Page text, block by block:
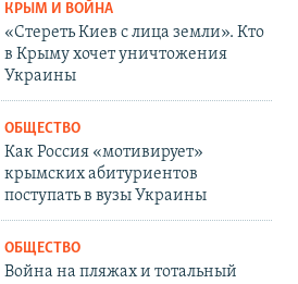
КРЫМ И ВОЙНА
«Стереть Киев с лица земли». Кто
в Крыму хочет уничтожения
Украины
ОБЩЕСТВО
Как Россия «мотивирует»
крымских абитуриентов
поступать в вузы Украины
ОБЩЕСТВО
Война на пляжах и тотальный